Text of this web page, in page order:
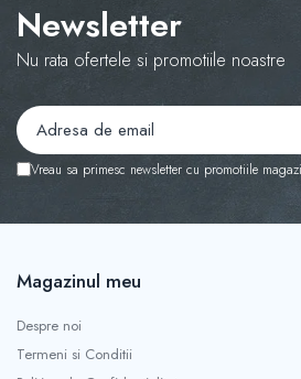
Capace r14 BMW
Capace r14 Chevrolet
Capace r14 Ford
Capace r14 Hyundai
Capace r14 Kia
Capace r14 Opel
Capace r14 Skoda
Capace r14 Toyota
Newsletter
Nu rata ofertele si promotiile noastre
Vreau sa primesc newsletter cu promotiile
Magazinul meu
Despre noi
Termeni si Conditii